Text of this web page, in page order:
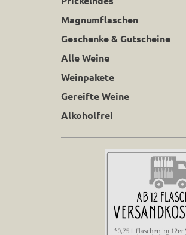
Magnumflaschen
Geschenke & Gutscheine
Alle Weine
Weinpakete
Gereifte Weine
Alkoholfrei